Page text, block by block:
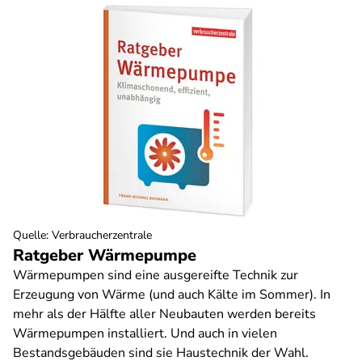
Ratgeber Wärmepumpe
Wärmepumpen sind eine ausgereifte Technik zur
Erzeugung von Wärme (und auch Kälte im Sommer). In
mehr als der Hälfte aller Neubauten werden bereits
Wärmepumpen installiert. Und auch in vielen
Bestandsgebäuden sind sie Haustechnik der Wahl.
Quelle: Verbraucherzentrale